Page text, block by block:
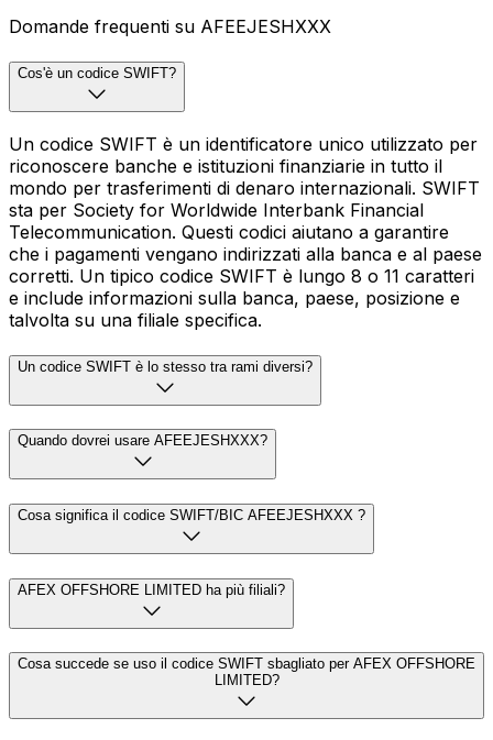
Domande frequenti su AFEEJESHXXX
Cos'è un codice SWIFT?
Un codice SWIFT è un identificatore unico utilizzato per
riconoscere banche e istituzioni finanziarie in tutto il
mondo per trasferimenti di denaro internazionali. SWIFT
sta per Society for Worldwide Interbank Financial
Telecommunication. Questi codici aiutano a garantire
che i pagamenti vengano indirizzati alla banca e al paese
corretti. Un tipico codice SWIFT è lungo 8 o 11 caratteri
e include informazioni sulla banca, paese, posizione e
talvolta su una filiale specifica.
Un codice SWIFT è lo stesso tra rami diversi?
Quando dovrei usare AFEEJESHXXX?
Cosa significa il codice SWIFT/BIC AFEEJESHXXX ?
AFEX OFFSHORE LIMITED ha più filiali?
Cosa succede se uso il codice SWIFT sbagliato per AFEX OFFSHORE
LIMITED?